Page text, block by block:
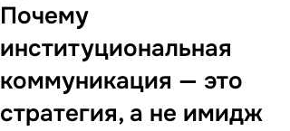
Почему
институциональная
коммуникация — это
стратегия, а не имидж